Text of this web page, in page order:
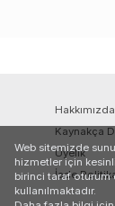
Hakkımızda
Kaynakça
Üyelik
İade
Web sitemizde
hizmetler için
birinci taraf oturum
kullanılmaktadır.